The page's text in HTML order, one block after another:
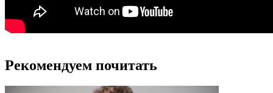
Рекомендуем почитать